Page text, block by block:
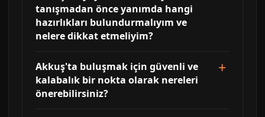
tanışmadan önce yanımda hangi
hazırlıkları bulundurmalıyım ve
nelere dikkat etmeliyim?
Akkuş'ta buluşmak için güvenli ve
kalabalık bir nokta olarak nereleri
önerebilirsiniz?